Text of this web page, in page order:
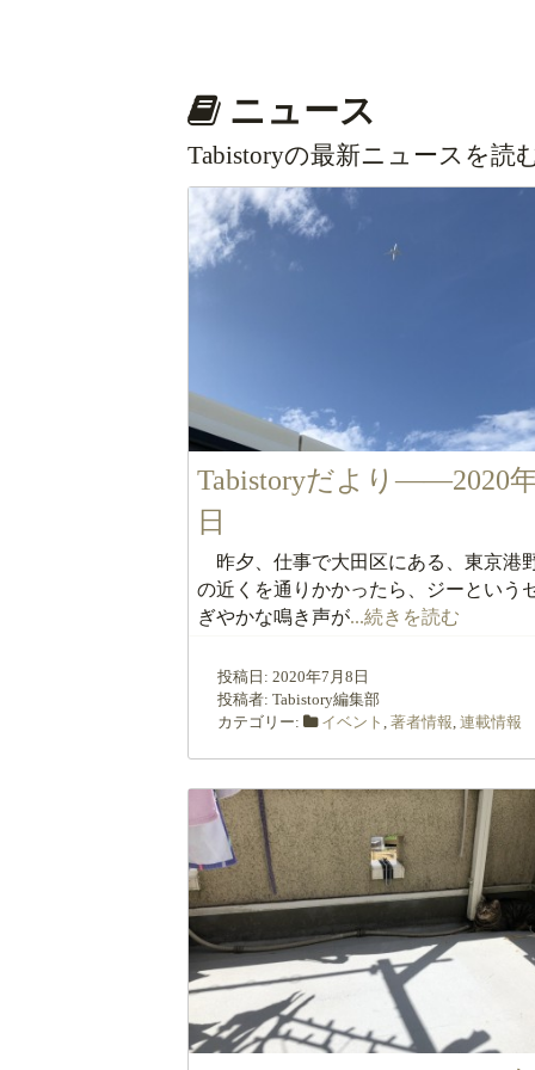
ニュース
Tabistoryの最新ニュースを読
Tabistoryだより――2020
日
昨夕、仕事で大田区にある、東京港
の近くを通りかかったら、ジーという
ぎやかな鳴き声が...続きを読む
投稿日: 2020年7月8日
投稿者: Tabistory編集部
カテゴリー:
イベント 著者情報 連載情報